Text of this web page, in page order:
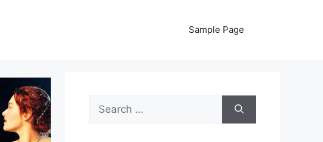
Sample Page
Search
for: